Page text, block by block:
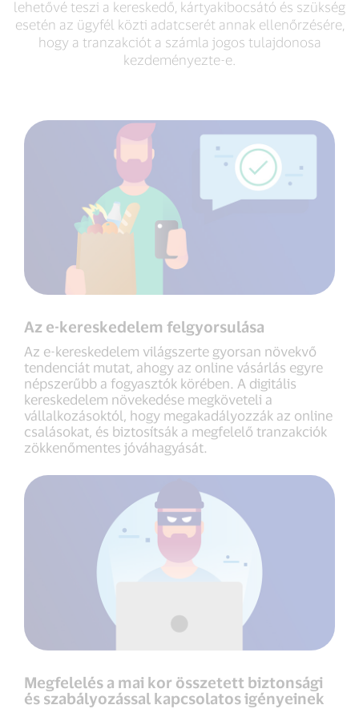
lehetővé teszi a kereskedő, kártyakibocsátó és szükség
esetén az ügyfél közti adatcserét annak ellenőrzésére,
hogy a tranzakciót a számla jogos tulajdonosa
kezdeményezte-e.
Az e-kereskedelem felgyorsulása
Az e-kereskedelem világszerte gyorsan növekvő
tendenciát mutat, ahogy az online vásárlás egyre
népszerűbb a fogyasztók körében. A digitális
kereskedelem növekedése megköveteli a
vállalkozásoktól, hogy megakadályozzák az online
csalásokat, és biztosítsák a megfelelő tranzakciók
zökkenőmentes jóváhagyását.
Megfelelés a mai kor összetett biztonsági
és szabályozással kapcsolatos igényeinek